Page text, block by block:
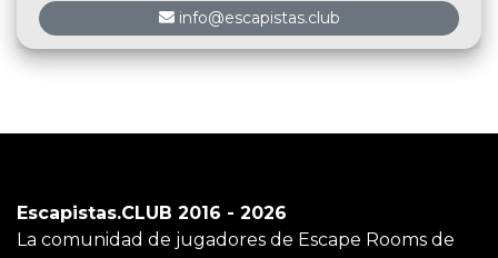
info@escapistas.club
Escapistas.CLUB 2016 - 2026
La comunidad de jugadores de Escape Rooms de